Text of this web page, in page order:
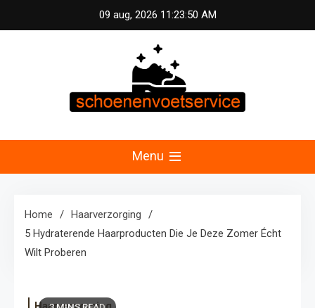
to
09 aug, 2026 11:23:50 AM
Schoenen &
Voetservice –
Schoonheid en
Professionele pedicure, schoenmassage en
fitnessconsultatie voor optimale voetverzorging en
Menu
Home
Haarverzorging
5 Hydraterende Haarproducten Die Je Deze Zomer Écht
Wilt Proberen